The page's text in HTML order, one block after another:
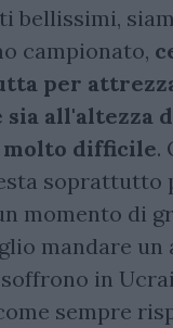
bellissimi,
campionato,
per
sia all'altezza
molto difficile.
soprattutto
momento di
mandare un
in
sempre